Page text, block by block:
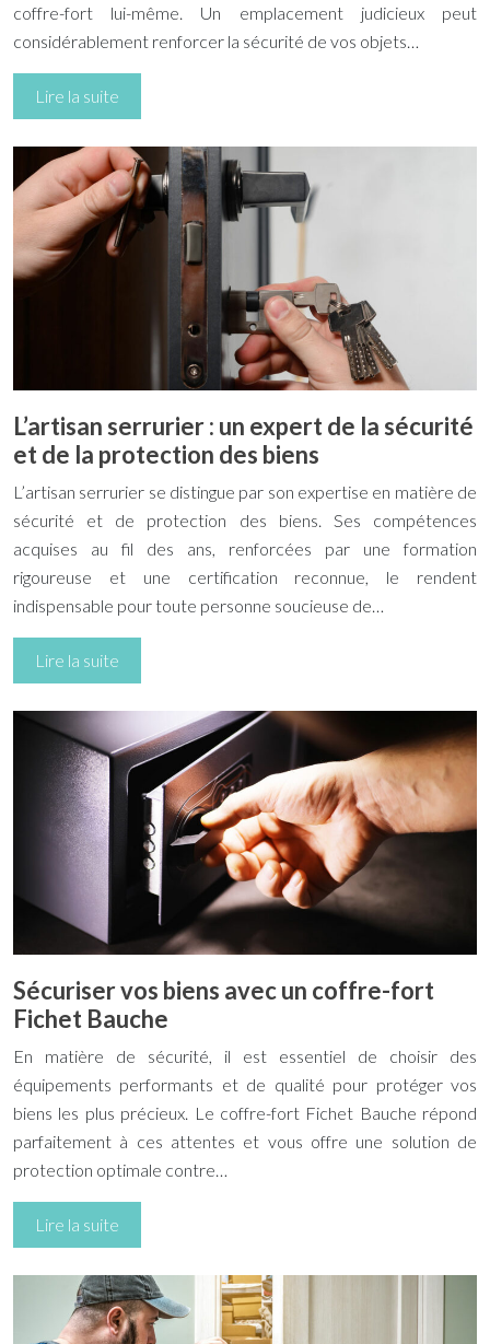
coffre-fort lui-même. Un emplacement judicieux peut
considérablement renforcer la sécurité de vos objets…
Lire la suite
L’artisan serrurier : un expert de la sécurité
et de la protection des biens
L’artisan serrurier se distingue par son expertise en matière de
sécurité et de protection des biens. Ses compétences
acquises au fil des ans, renforcées par une formation
rigoureuse et une certification reconnue, le rendent
indispensable pour toute personne soucieuse de…
Lire la suite
Sécuriser vos biens avec un coffre-fort
Fichet Bauche
En matière de sécurité, il est essentiel de choisir des
équipements performants et de qualité pour protéger vos
biens les plus précieux. Le coffre-fort Fichet Bauche répond
parfaitement à ces attentes et vous offre une solution de
protection optimale contre…
Lire la suite